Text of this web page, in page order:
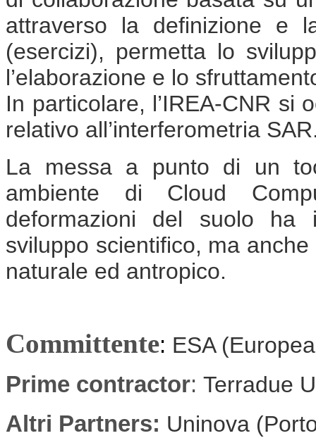
attraverso la definizione e
(esercizi), permetta lo
l’elaborazione e lo
In particolare, l’IREA-CNR si
relativo all’interferometria
La messa a punto di un
ambiente di Cloud
deformazioni del suolo ha
sviluppo scientifico, ma
naturale ed antropico.
Committente: ESA
Prime contractor: Terradue
Altri Partners: Uninova